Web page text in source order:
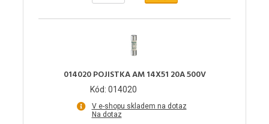
014020 POJISTKA AM 14X51 20A 500V
Kód: 014020
V e-shopu skladem na dotaz
Na dotaz